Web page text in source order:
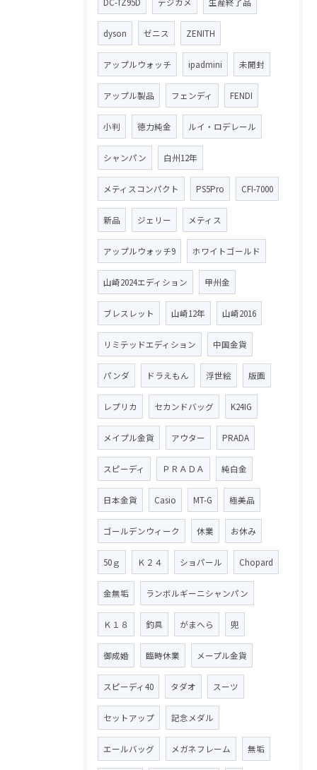
DC-TZ95D デジカメ 生産終了品
dyson ゼニス ZENITH
アップルウォッチ ipadmini 未開封
アップル製品 フェンディ FENDI
小判 徳力純金 ルイ・ロデレール
シャンパン 白州12年
メティスコンパクト PS5Pro CFI-7000
新品 ジェリー メティス
アップルウォッチ9 ホワイトゴールド
山崎2024エディション 甲州金
ブレスレット 山崎12年 山崎2016
リミテッドエディション 中国金貨
パンダ ドラえもん 浮世絵 版画
レプリカ セカンドバッグ K24IG
メイプル金貨 アウター PRADA
スピーディ ＰＲＡＤＡ 純白金
日本金貨 Casio MT-G 極美品
ゴールデンウィーク 休業 お休み
50ｇ Ｋ２４ ショパール Chopard
金無垢 ランボルギーニシャンパン
Ｋ１８ 釣具 がまへら 兜
御成婚 臨時休業 メープル金貨
スピーディ40 タダオ スーツ
セットアップ 記念メダル
エールバッグ メガネフレーム 無垢